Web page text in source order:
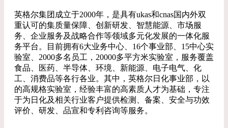
英格尔集团成立于2000年，是具有ukas和cnas国内外双
重认可的集质量保障、创新研发、智慧能源、市场服
务、企业服务及战略合作等领域多元化发展的一体化服
务平台。目前拥有6大业务中心、16个事业部、15中心实
验室、2000多名员工，20000多平方米实验室，服务覆盖
食品、医药、半导体、环境、新能源、电子电气、化
工、消费品等各行各业。其中，英格尔日化事业部，以
的高规格实验室，经验丰富的高素质人才为基础，专注
于为日化及相关行业客户提供检测、备案、安全与功效
评价、研发、品宣和专利咨询等服务。